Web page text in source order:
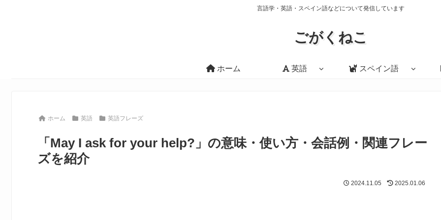
言語学・英語・スペイン語などについて発信しています
ごがくねこ
ホーム 英語 スペイン語
ホーム 英語 英語フレーズ
「May I ask for your help?」の意味・使い方・会話例・関連フレー
ズを紹介
2024.11.05 2025.01.06